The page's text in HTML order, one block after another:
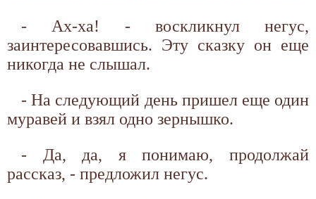
- Ах-ха! - воскликнул негус,
заинтересовавшись. Эту сказку он еще
никогда не слышал.
- На следующий день пришел еще один
муравей и взял одно зернышко.
- Да, да, я понимаю, продолжай
рассказ, - предложил негус.